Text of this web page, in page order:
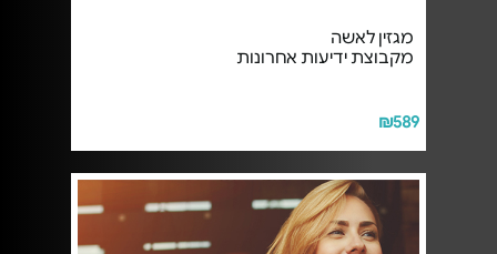
מגזין לאשה
מקבוצת ידיעות אחרונות
₪589